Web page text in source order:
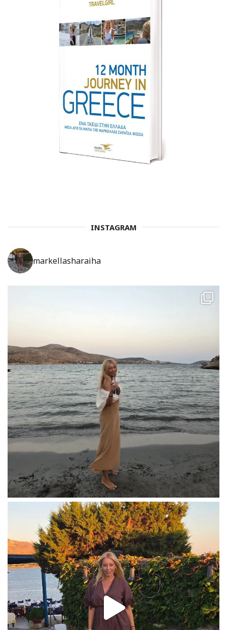
INSTAGRAM
markellasharaiha